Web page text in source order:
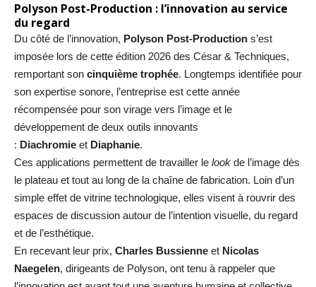
Polyson Post-Production : l’innovation au service
du regard
Du côté de l’innovation, Polyson Post-Production s’est
imposée lors de cette édition 2026 des César & Techniques,
remportant son cinquième trophée. Longtemps identifiée pour
son expertise sonore, l’entreprise est cette année
récompensée pour son virage vers l’image et le
développement de deux outils innovants
: Diachromie et Diaphanie.
Ces applications permettent de travailler le look de l’image dès
le plateau et tout au long de la chaîne de fabrication. Loin d’un
simple effet de vitrine technologique, elles visent à rouvrir des
espaces de discussion autour de l’intention visuelle, du regard
et de l’esthétique.
En recevant leur prix, Charles Bussienne et Nicolas
Naegelen, dirigeants de Polyson, ont tenu à rappeler que